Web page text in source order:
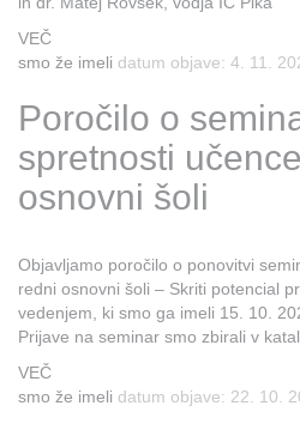
VEČ
smo že imeli datum objave: 4. 11.
Poročilo o
spretnosti
osnovni šoli
Objavljamo poročilo o ponovitvi
redni osnovni šoli – Skriti potencial
vedenjem, ki smo ga imeli 15. 10.
Prijave na seminar smo zbirali v
VEČ
smo že imeli datum objave: 22. 10.